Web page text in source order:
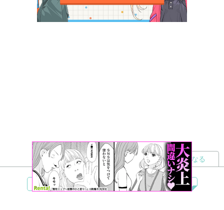
夢小説 ツイステ R18 鬼滅の刃 BL
読者になる